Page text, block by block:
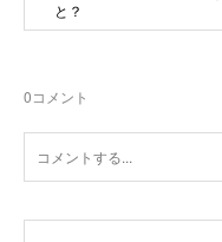
と？
0コメント